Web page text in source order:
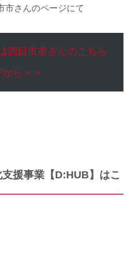
市さんのページにて
四日市市さんのこちら
ら＞＞
援事業【D:HUB】はこ